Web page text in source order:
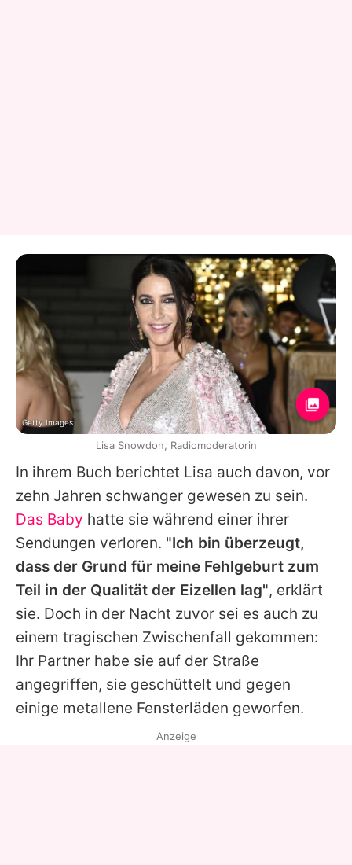
In ihrem Buch berichtet Lisa auch davon, vor
zehn Jahren schwanger gewesen zu sein.
Das Baby hatte sie während einer ihrer
Sendungen verloren. "Ich bin überzeugt,
dass der Grund für meine Fehlgeburt zum
Teil in der Qualität der Eizellen lag", erklärt
sie. Doch in der Nacht zuvor sei es auch zu
einem tragischen Zwischenfall gekommen:
Ihr Partner habe sie auf der Straße
angegriffen, sie geschüttelt und gegen
einige metallene Fensterläden geworfen.
Getty Images
Lisa Snowdon, Radiomoderatorin
Anzeige